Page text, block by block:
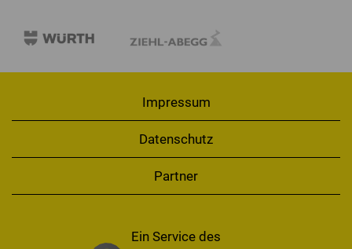
Impressum
Datenschutz
Partner
Ein Service des